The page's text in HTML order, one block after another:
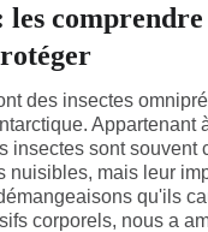
les
des insectes
Appartenant
insectes sont souvent
nuisibles, mais leur
qu'ils
corporels, nous a